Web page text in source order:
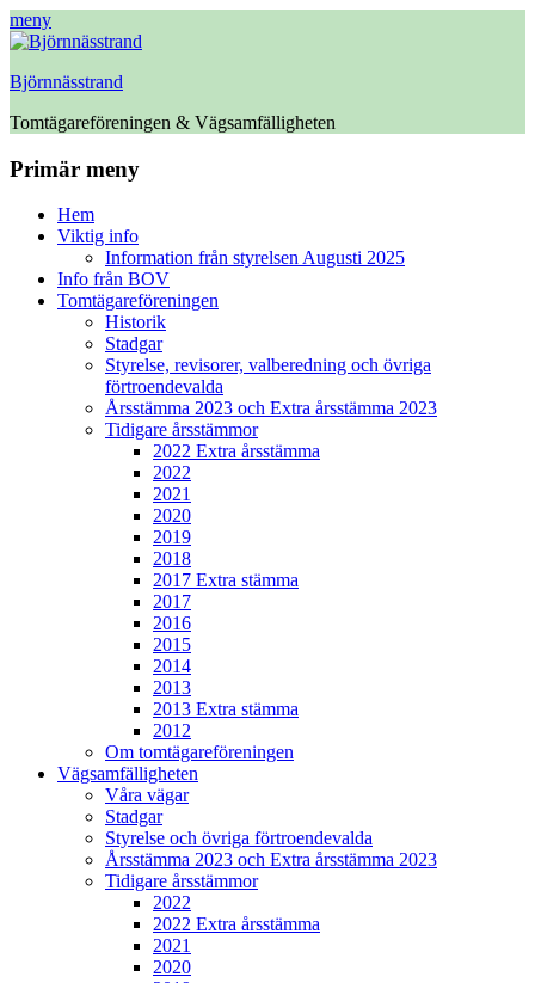
meny
Björnnässtrand
Tomtägareföreningen & Vägsamfälligheten
Facebook
Primär meny
HoppaHem
Viktig info
Information från styrelsen Augusti 2025
Info från BOV
Tomtägareföreningen
Historik
Stadgar
Styrelse, revisorer, valberedning och övriga
förtroendevalda
Årsstämma 2023 och Extra årsstämma 2023
Tidigare årsstämmor
2022 Extra årsstämma
2022
2021
2020
2019
2018
2017 Extra stämma
2017
2016
2015
2014
2013
2013 Extra stämma
2012
Om tomtägareföreningen
Vägsamfälligheten
Våra vägar
Stadgar
Styrelse och övriga förtroendevalda
Årsstämma 2023 och Extra årsstämma 2023
Tidigare årsstämmor
2022
2022 Extra årsstämma
2021
2020